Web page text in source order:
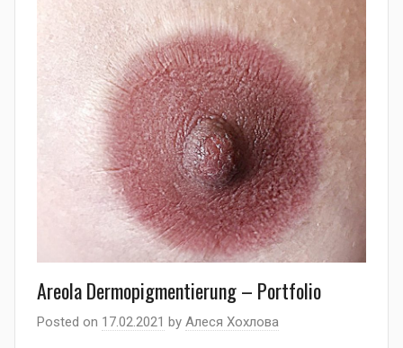
Areola Dermopigmentierung – Portfolio
Posted on 17.02.2021 by Алеся Хохлова